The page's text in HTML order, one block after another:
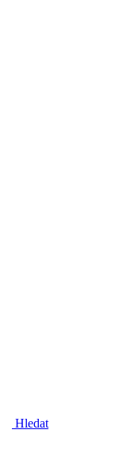
Hledat